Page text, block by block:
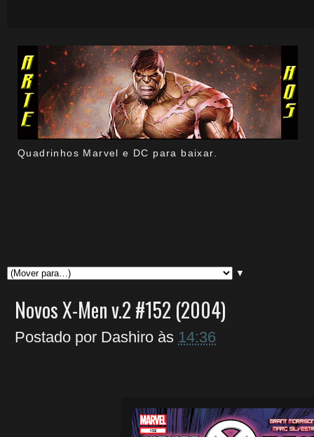
Quadrinhos Marvel e DC para baixar.
▼
Novos X-Men v.2 #152 (2004)
Postado por Dashiro às 14:36